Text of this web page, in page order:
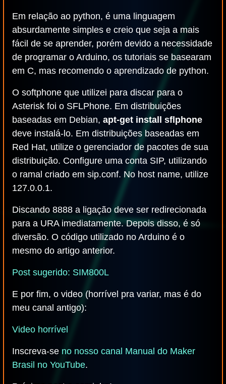
Em relação ao python, é uma linguagem
absurdamente simples e creio que seja a mais
fácil de se aprender, porém devido a necessidade
de programar o Arduino, os tutoriais se basearam
em C, mas recomendo o aprendizado de python.
O softphone que utilizei para discar para o
Asterisk foi o SFLPhone. Em distribuições
baseadas em Debian, apt-get install sflphone
deve instalá-lo. Em distribuições baseadas em
Red Hat, utilize o gerenciador de pacotes de sua
distribuição. Configure uma conta SIP, utilizando
o ramal criado em sip.conf. No host name, utilize
127.0.0.1.
Discando 8888 a ligação deve ser redirecionada
para a URA imediatamente. Depois disso, é só
diversão. O código utilizado no Arduino é o
mesmo do artigo anterior.
Post sugerido: SIM800L
E por fim, o video (horrível pra variar, mas é do
meu canal antigo):
Video horrível
Inscreva-se no nosso canal Manual do Maker
Brasil no YouTube.